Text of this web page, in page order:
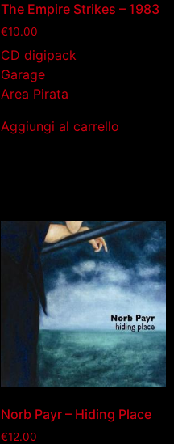
The Empire Strikes – 1983
€10.00
CD digipack
Garage
Area Pirata
Aggiungi al carrello
Norb Payr – Hiding Place
€12.00